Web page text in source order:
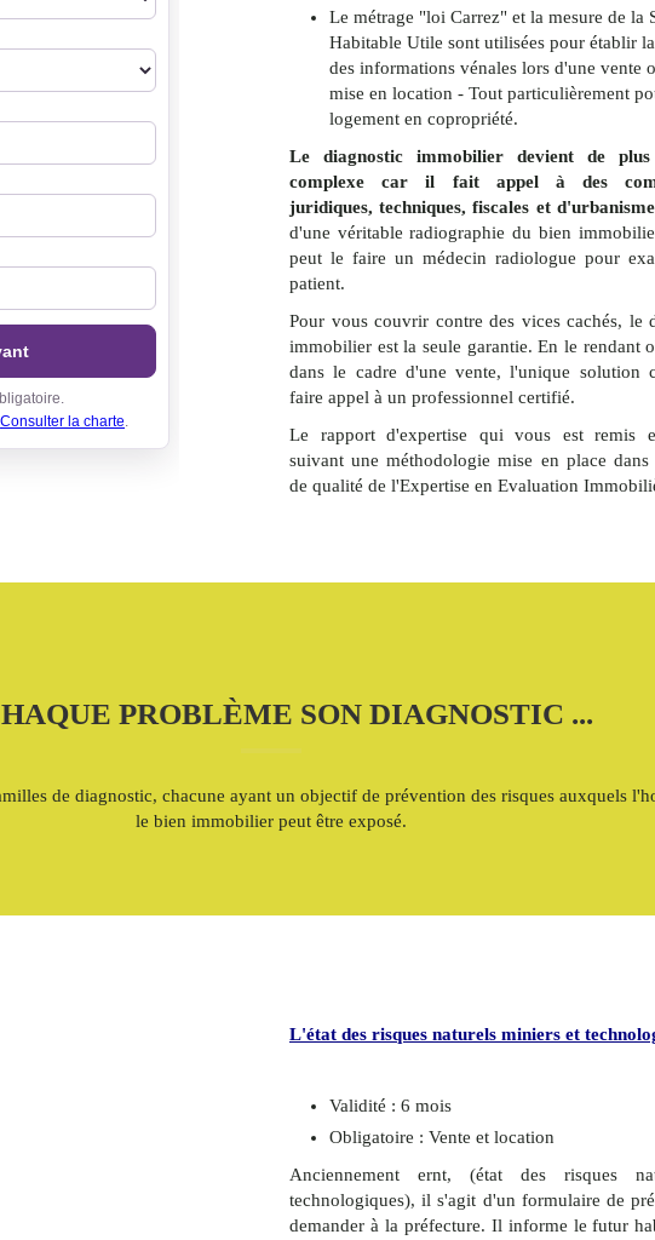
Le métrage "loi Carrez" et la mesure de la
Habitable Utile sont utilisées pour établir
des informations vénales lors d'une vente
mise en location - Tout particulièrement
logement en copropriété.
Le diagnostic immobilier devient de
complexe car il fait appel à des
juridiques, techniques, fiscales et
d'une véritable radiographie du bien
peut le faire un médecin radiologue pour
patient.
Pour vous couvrir contre des vices cachés, le
immobilier est la seule garantie. En le rendant
dans le cadre d'une vente, l'unique solution
faire appel à un professionnel certifié.
Le rapport d'expertise qui vous est remis
suivant une méthodologie mise en place dans
de qualité de l'Expertise en Evaluation
PROBLÈME SON DIAGNOSTIC ...
de diagnostic, chacune ayant un objectif de prévention des risques auxquels
le bien immobilier peut être exposé.
L'état des risques naturels miniers et
Validité : 6 mois
Obligatoire : Vente et location
Anciennement ernt, (état des risques
technologiques), il s'agit d'un formulaire de
demander à la préfecture. Il informe le futur